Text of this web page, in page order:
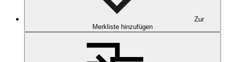
Zur
Merkliste hinzufügen